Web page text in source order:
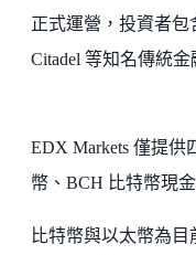
正式運營，投資者
Citadel 等知名傳統
EDX Markets 僅提
幣、BCH 比特幣現
比特幣與以太幣為